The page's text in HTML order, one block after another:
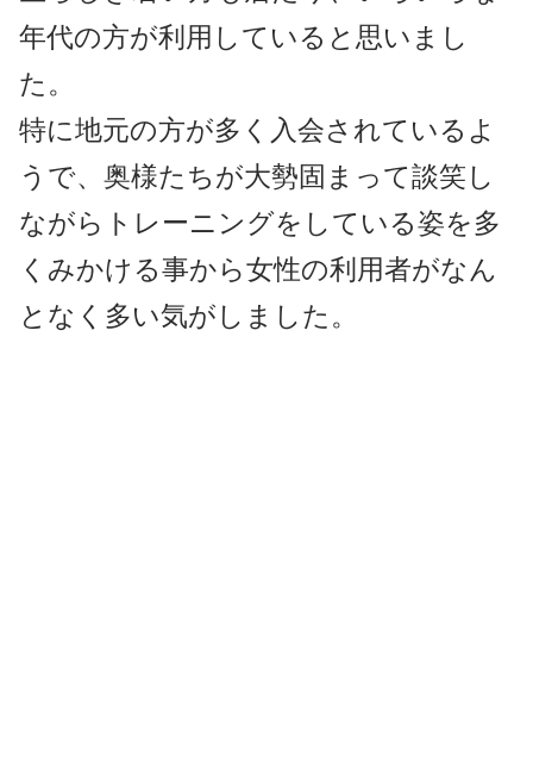
年代の方が利用していると思いまし
た。
特に地元の方が多く入会されているよ
うで、奥様たちが大勢固まって談笑し
ながらトレーニングをしている姿を多
くみかける事から女性の利用者がなん
となく多い気がしました。